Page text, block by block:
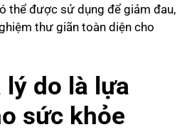
thể được sử dụng để giảm đau,
thư giãn toàn diện cho
lý do là lựa
sức khỏe